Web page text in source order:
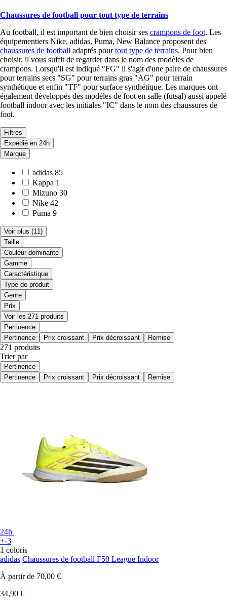
Chaussures de football pour tout type de terrains
Au football, il est important de bien choisir ses crampons de foot. Les
équipementiers Nike, adidas, Puma, New Balance proposent des
chaussures de football adaptés pourtout type de terrains. Pour bien
choisir, il vous suffit de regarder dans le nom des modèles de
crampons. Lorsqu'il est indiqué "FG" il s'agit d'une paire de chaussures
pour terrains secs "SG" pour terrains gras "AG" pour terrain
synthétique et enfin "TF" pour surface synthétique. Les marques ont
également développés des modèles de foot en salle (futsal) aussi appelé
football indoor avec les initiales "IC" dans le nom des chaussures de
foot.
Filtres
Expédié en 24h
Marque
adidas 85
Kappa 1
Mizuno 30
Nike 42
Puma 9
Voir plus (11)
Taille
Couleur dominante
Gamme
Caractéristique
Type de produit
Genre
Prix
Voir les 271 produits
Pertinence
Pertinence
Prix croissant Prix décroissant Remise
271 produits
Trier par
Pertinence
Pertinence
Prix croissant Prix décroissant Remise
24h
+-3
1 coloris
adidas Chaussures de football F50 League Indoor
À partir de 70,00 €
34,90 €